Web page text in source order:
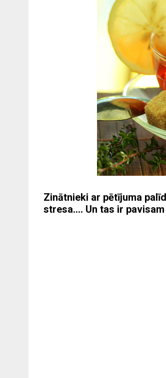
Zinātnieki ar pētījuma
stresa…. Un tas ir